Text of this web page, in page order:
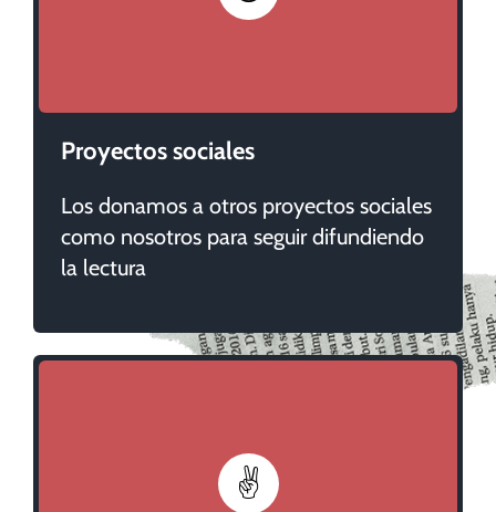
Proyectos sociales
Los donamos a otros proyectos sociales
como nosotros para seguir difundiendo
la lectura
✌️